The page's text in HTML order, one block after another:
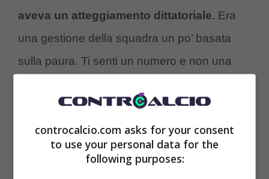
aveva un atteggiamento dittatoriale. Era
una gestione della squadra un po’ basata
sulla paura. Ti senti un numero e non una
rimproveratoperché accompagnavo
Hojlundall’allenamento, non voleva
nemmeno che ci distraessimo e parlassimo
controcalcio.com asks for your consent
to use your personal data for the
following purposes: